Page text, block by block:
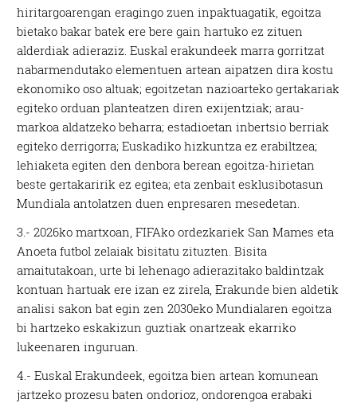
hiritargoarengan eragingo zuen inpaktuagatik, egoitza
bietako bakar batek ere bere gain hartuko ez zituen
alderdiak adieraziz. Euskal erakundeek marra gorritzat
nabarmendutako elementuen artean aipatzen dira kostu
ekonomiko oso altuak; egoitzetan nazioarteko gertakariak
egiteko orduan planteatzen diren exijentziak; arau-
markoa aldatzeko beharra; estadioetan inbertsio berriak
egiteko derrigorra; Euskadiko hizkuntza ez erabiltzea;
lehiaketa egiten den denbora berean egoitza-hirietan
beste gertakaririk ez egitea; eta zenbait esklusibotasun
Mundiala antolatzen duen enpresaren mesedetan.
3.- 2026ko martxoan, FIFAko ordezkariek San Mames eta
Anoeta futbol zelaiak bisitatu zituzten. Bisita
amaitutakoan, urte bi lehenago adierazitako baldintzak
kontuan hartuak ere izan ez zirela, Erakunde bien aldetik
analisi sakon bat egin zen 2030eko Mundialaren egoitza
bi hartzeko eskakizun guztiak onartzeak ekarriko
lukeenaren inguruan.
4.- Euskal Erakundeek, egoitza bien artean komunean
jartzeko prozesu baten ondorioz, ondorengoa erabaki